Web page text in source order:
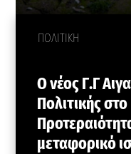
ΠΟΛΙΤΙΚΗ
Ο νέος Γ.Γ
Πολιτικής
μεταφορικό